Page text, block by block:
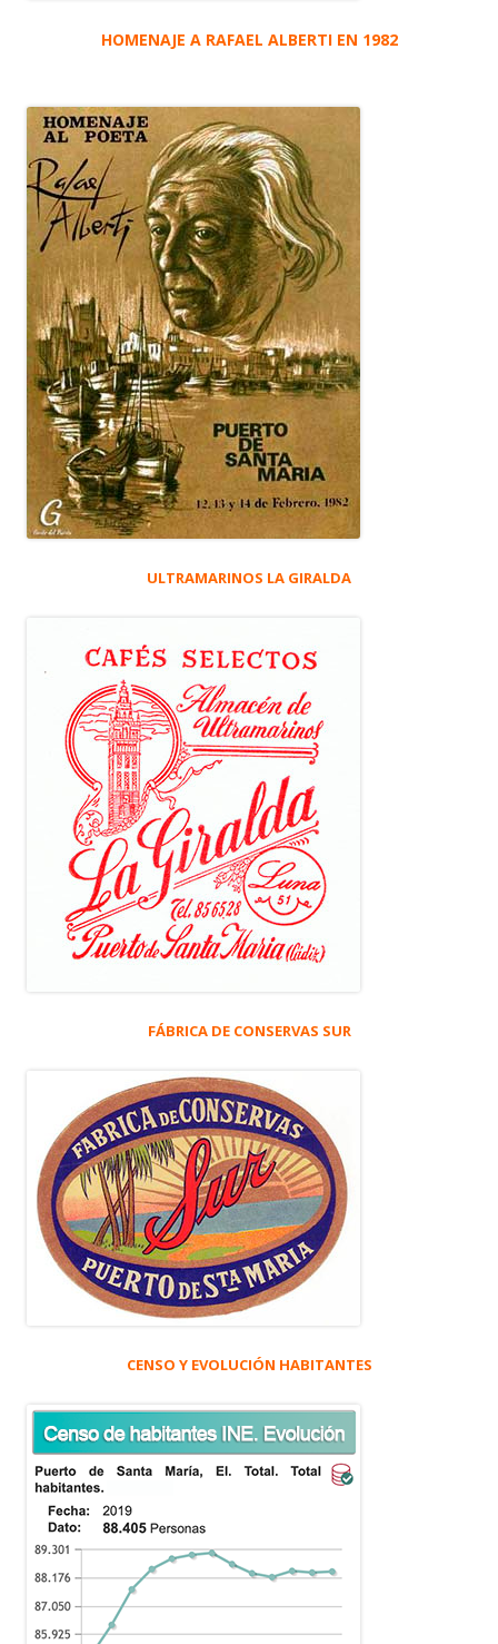
HOMENAJE A RAFAEL ALBERTI EN 1982
ULTRAMARINOS LA GIRALDA
FÁBRICA DE CONSERVAS SUR
CENSO Y EVOLUCIÓN HABITANTES